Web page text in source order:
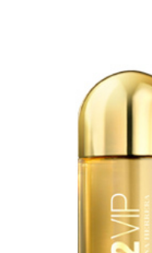
HUDVÅRD & KOSMETIKA
LEVERANS PRISER